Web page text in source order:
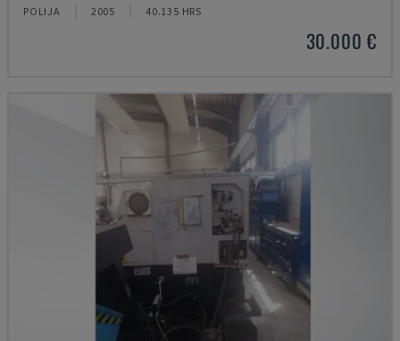
POLIJA 2005 40.135 HRS
30.000 €